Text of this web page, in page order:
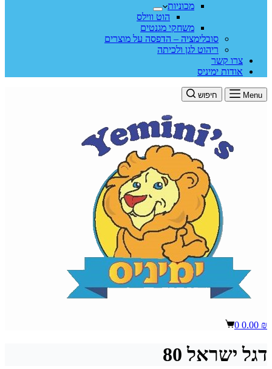
מכוניות
הוט ווילס
משחקי מגנטים
סובלימציה – הדפסה על מוצרים
ריהוט לגן ולכיתה
צרו קשר
אודות ימיניס
Menu חיפוש
Shopping
0.00 ₪
0
דגל ישראל 80